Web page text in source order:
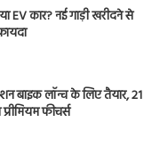
EV कार? नई गाड़ी खरीदने से
बाइक लॉन्च के लिए तैयार, 21
फीचर्स